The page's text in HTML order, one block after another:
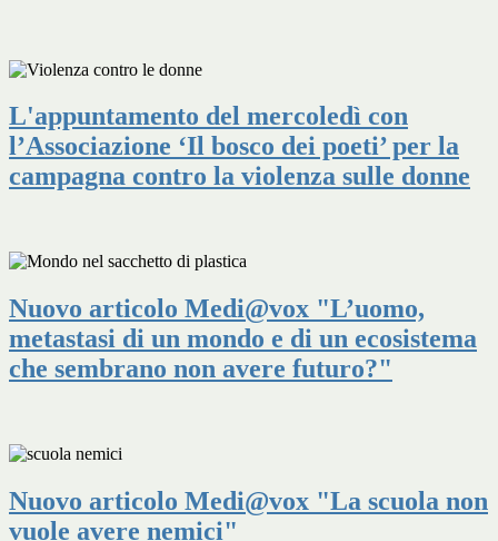
L'appuntamento del mercoledì con
l’Associazione ‘Il bosco dei poeti’ per la
campagna contro la violenza sulle donne
Nuovo articolo Medi@vox "L’uomo,
metastasi di un mondo e di un ecosistema
che sembrano non avere futuro?"
Nuovo articolo Medi@vox "La scuola non
vuole avere nemici"